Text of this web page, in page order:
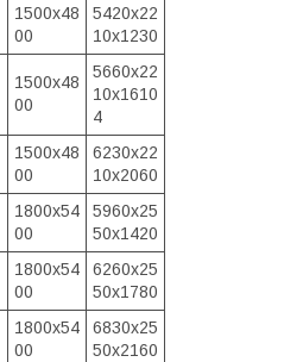
1500x48
00
5420x22
10x1230
1500x48
00
5660x22
10x1610
4
1500x48
00
6230x22
10x2060
1800x54
00
5960x25
50x1420
1800x54
00
6260x25
50x1780
1800x54
00
6830x25
50x2160